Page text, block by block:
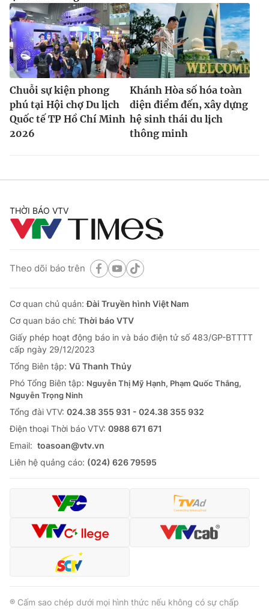
Chuỗi sự kiện phong
phú tại Hội chợ Du lịch
Quốc tế TP Hồ Chí Minh
2026
Khánh Hòa số hóa toàn
diện điểm đến, xây dựng
hệ sinh thái du lịch
thông minh
THỜI BÁO VTV
Theo dõi báo trên
Cơ quan chủ quản:Đài Truyền hình Việt Nam
Cơ quan báo chí: Thời báo VTV
Giấy phép hoạt động báo in và báo điện tử số 483/GP-BTTTT
cấp ngày 29/12/2023
Tổng Biên tập: Vũ Thanh Thủy
Phó Tổng Biên tập: Nguyễn Thị Mỹ Hạnh, Phạm Quốc Thắng,
Nguyễn Trọng Ninh
Tổng đài VTV: 024.38 355 931 - 024.38 355 932
Ðiện thoại Thời báo VTV: 0988 671 671
Email: toasoan@vtv.vn
Liên hệ quảng cáo: (024) 626 79595
® Cấm sao chép dưới mọi hình thức nếu không có sự chấp